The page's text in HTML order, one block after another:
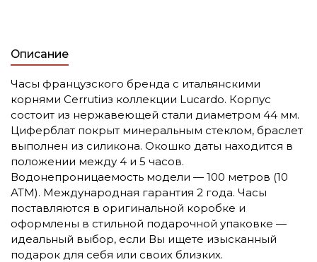
Описание
Часы французского бренда с итальянскими
корнями Cerrutiиз коллекции Lucardo. Корпус
состоит из нержавеющей стали диаметром 44 мм.
Циферблат покрыт минеральным стеклом, браслет
выполнен из силикона. Окошко даты находится в
положении между 4 и 5 часов.
Водонепроницаемость модели — 100 метров (10
АТМ). Международная гарантия 2 года. Часы
поставляются в оригинальной коробке и
оформлены в стильной подарочной упаковке —
идеальный выбор, если Вы ищете изысканный
подарок для себя или своих близких.